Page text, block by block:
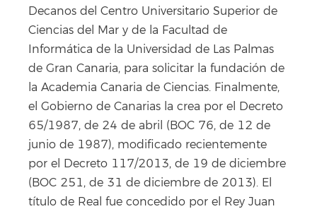
Decanos del Centro Universitario Superior de
Ciencias del Mar y de la Facultad de
Informática de la Universidad de Las Palmas
de Gran Canaria, para solicitar la fundación de
la Academia Canaria de Ciencias. Finalmente,
el Gobierno de Canarias la crea por el Decreto
65/1987, de 24 de abril (BOC 76, de 12 de
junio de 1987), modificado recientemente
por el Decreto 117/2013, de 19 de diciembre
(BOC 251, de 31 de diciembre de 2013). El
título de Real fue concedido por el Rey Juan